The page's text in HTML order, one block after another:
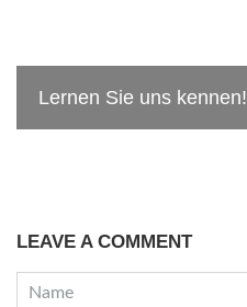
Lernen Sie uns kennen!
LEAVE A COMMENT